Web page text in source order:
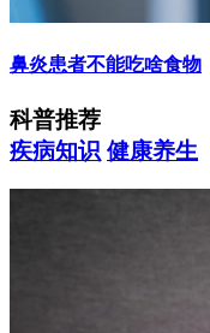
鼻炎患者不能吃啥食物
科普推荐
疾病知识 健康养生